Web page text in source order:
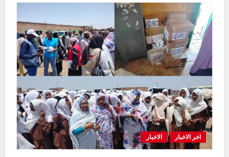
“Save
the
Children”
تجتمع
بوزير
التربية
والتعليم
بولاية
الجزيرة
لبحث
أوجه
التدخل
في
القطاع
التعليمي
اخر الاخبار الاخبار